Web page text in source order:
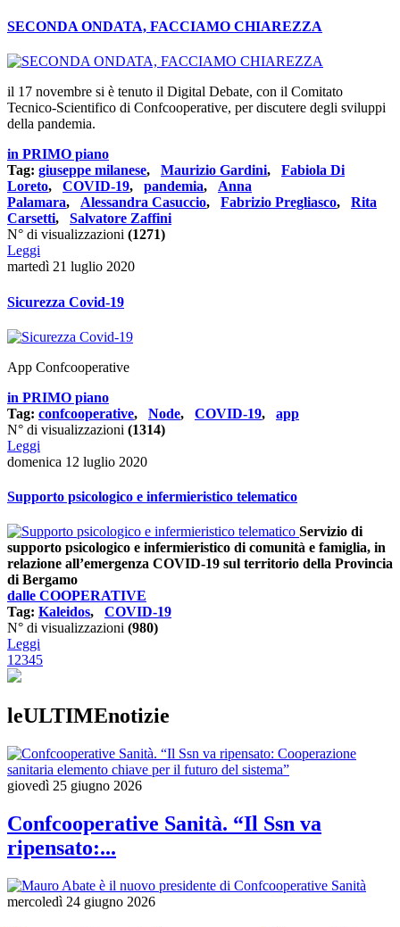
SECONDA ONDATA, FACCIAMO CHIAREZZA
il 17 novembre si è tenuto il Digital Debate, con il Comitato
Tecnico-Scientifico di Confcooperative, per discutere degli sviluppi
della pandemia.
in PRIMO piano
Tag: giuseppe milanese, Maurizio Gardini, Fabiola Di
Loreto, COVID-19, pandemia, Anna
Palamara, Alessandra Casuccio, Fabrizio Pregliasco, Rita
Carsetti, Salvatore Zaffini
N° di visualizzazioni (1271)
Leggi
martedì 21 luglio 2020
Sicurezza Covid-19
App Confcooperative
in PRIMO piano
Tag: confcooperative, Node, COVID-19, app
N° di visualizzazioni (1314)
Leggi
domenica 12 luglio 2020
Supporto psicologico e infermieristico telematico
Servizio di
supporto psicologico e infermieristico di comunità e famiglia, in
relazione all’emergenza COVID-19 sul territorio della Provincia
di Bergamo
dalle COOPERATIVE
Tag: Kaleidos, COVID-19
N° di visualizzazioni (980)
Leggi
12345
leULTIMEnotizie
giovedì 25 giugno 2026
Confcooperative Sanità. “Il Ssn va
ripensato:...
mercoledì 24 giugno 2026